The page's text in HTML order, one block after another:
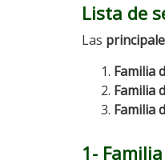
Lista de
Las
Familia
Familia
Familia
1-